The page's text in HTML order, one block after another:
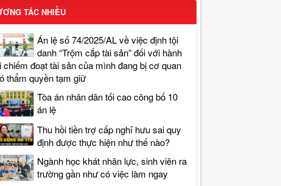
TÁC NHIỀU
Án lệ số 74/2025/AL về việc định tội
danh “Trộm cắp tài sản” đối với hành
chiếm đoạt tài sản của mình đang bị cơ quan
thẩm quyền tạm giữ
Tòa án nhân dân tối cao công bố 10
án lệ
Thu hồi tiền trợ cấp nghỉ hưu sai quy
định được thực hiện như thế nào?
Ngành học khát nhân lực, sinh viên ra
trường gần như có việc làm ngay